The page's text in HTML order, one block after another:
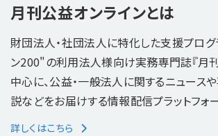
月刊公益オンラインとは
財団法人・社団法人に特化した支援プログ
ン200"の利用法人様向け実務専門誌『月
中心に、公益・一般法人に関するニュース
説などをお届けする情報配信プラットフォー
詳しくはこちら